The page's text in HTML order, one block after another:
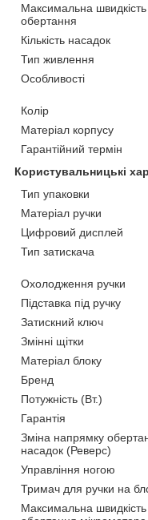
Максимальна швидкість
обертання
Кількість насадок
Тип живлення
Особливості
Колір
Матеріал корпусу
Гарантійний термін
Користувальницькі
Тип упаковки
Матеріал ручки
Цифровий дисплей
Тип затискача
Охолодження ручки
Підставка під ручку
Затискний ключ
Змінні щітки
Матеріал блоку
Бренд
Потужність (Вт.)
Гарантія
Зміна напрямку
насадок (Реверс)
Управління ногою
Тримач для ручки на
Максимальна швидкість